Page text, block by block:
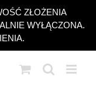
ZŁOŻENIA
WYŁĄCZONA.